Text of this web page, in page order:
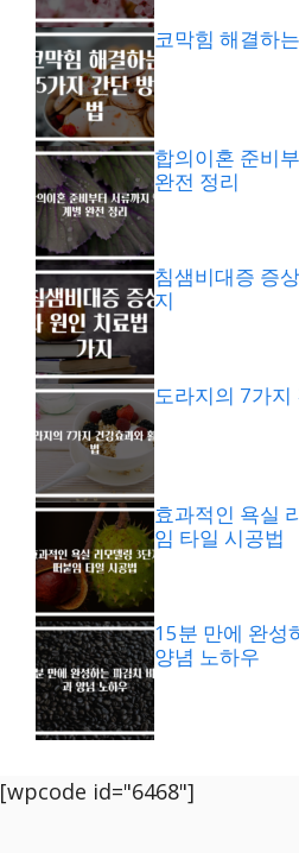
코막힘 해결하
합의이혼 준비
완전 정리
침샘비대증 증
지
도라지의 7가지
효과적인 욕실
임 타일 시공법
15분 만에 완성
양념 노하우
[wpcode id="6468"]